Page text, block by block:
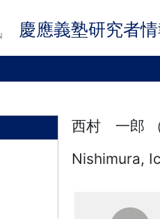
慶應義塾研究者
西村 一郎
Nishimura,